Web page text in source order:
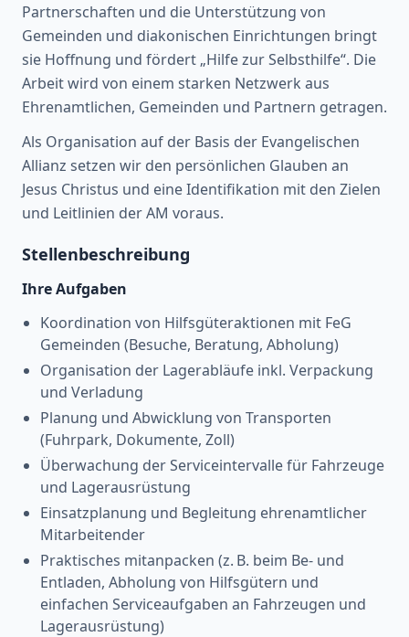
Partnerschaften und die Unterstützung von
Gemeinden und diakonischen Einrichtungen bringt
sie Hoffnung und fördert „Hilfe zur Selbsthilfe“. Die
Arbeit wird von einem starken Netzwerk aus
Ehrenamtlichen, Gemeinden und Partnern getragen.
Als Organisation auf der Basis der Evangelischen
Allianz setzen wir den persönlichen Glauben an
Jesus Christus und eine Identifikation mit den Zielen
und Leitlinien der AM voraus.
Stellenbeschreibung
Ihre Aufgaben
Koordination von Hilfsgüteraktionen mit FeG
Gemeinden (Besuche, Beratung, Abholung)
Organisation der Lagerabläufe inkl. Verpackung
und Verladung
Planung und Abwicklung von Transporten
(Fuhrpark, Dokumente, Zoll)
Überwachung der Serviceintervalle für Fahrzeuge
und Lagerausrüstung
Einsatzplanung und Begleitung ehrenamtlicher
Mitarbeitender
Praktisches mitanpacken (z. B. beim Be- und
Entladen, Abholung von Hilfsgütern und
einfachen Serviceaufgaben an Fahrzeugen und
Lagerausrüstung)